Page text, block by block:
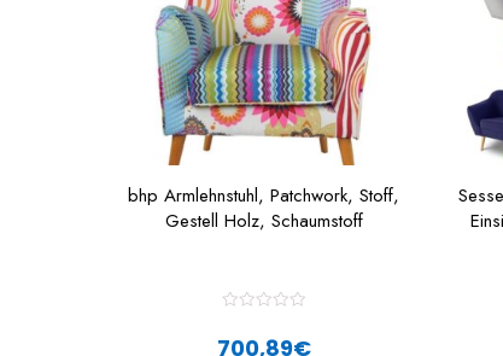
bhp Armlehnstuhl, Patchwork, Stoff,
Gestell Holz, Schaumstoff
a
t
700,89€